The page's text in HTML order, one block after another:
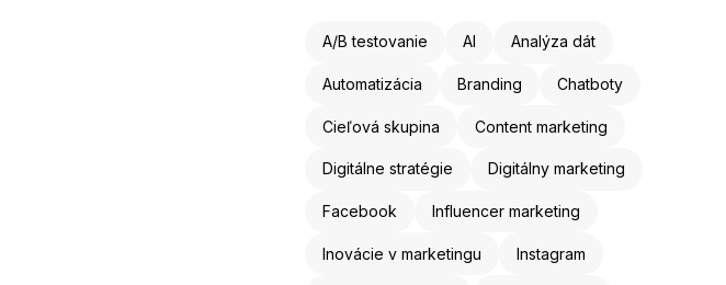
A/B testovanie AI Analýza dát
Automatizácia Branding Chatboty
Cieľová skupina Content marketing
Digitálne stratégie Digitálny marketing
Facebook Influencer marketing
Inovácie v marketingu Instagram